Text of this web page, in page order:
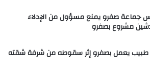
جماعة صفرو يمنع مسؤول من الإدلاء
مشروع بصفرو
يعمل بصفرو إثر سقوطه من شرفة شقته